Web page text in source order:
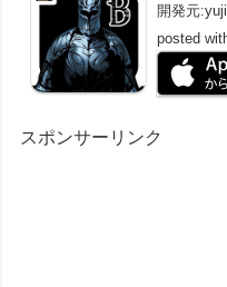
開発元:
posted
スポンサーリンク